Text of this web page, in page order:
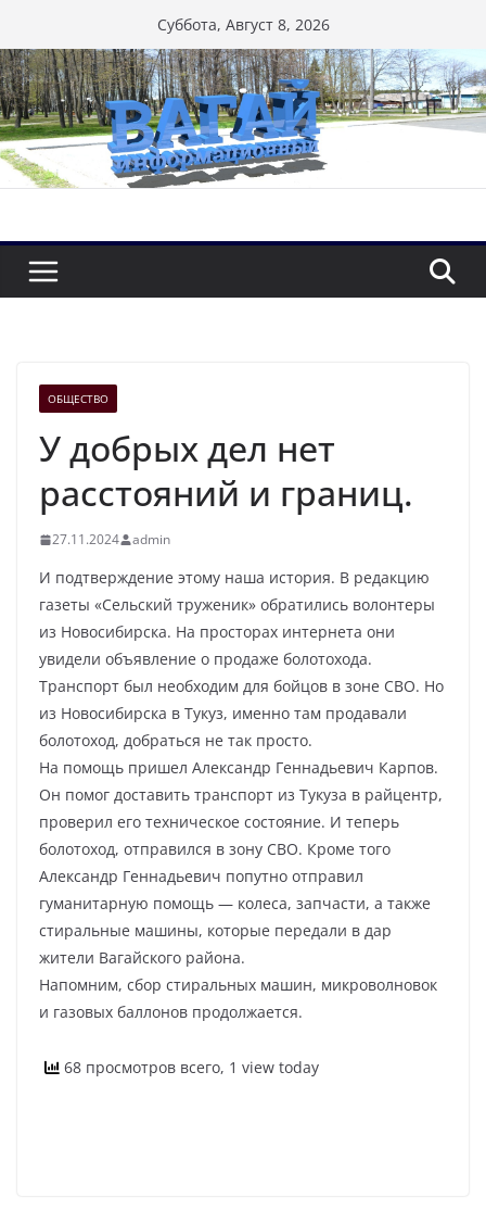
к
содержимому
Суббота, Август 8, 2026
ОБЩЕСТВО
У добрых дел нет
расстояний и границ.
27.11.2024 admin
И подтверждение этому наша история. В редакцию
газеты «Сельский труженик» обратились волонтеры
из Новосибирска. На просторах интернета они
увидели объявление о продаже болотохода.
Транспорт был необходим для бойцов в зоне СВО. Но
из Новосибирска в Тукуз, именно там продавали
болотоход, добраться не так просто.
На помощь пришел Александр Геннадьевич Карпов.
Он помог доставить транспорт из Тукуза в райцентр,
проверил его техническое состояние. И теперь
болотоход, отправился в зону СВО. Кроме того
Александр Геннадьевич попутно отправил
гуманитарную помощь — колеса, запчасти, а также
стиральные машины, которые передали в дар
жители Вагайского района.
Напомним, сбор стиральных машин, микроволновок
и газовых баллонов продолжается.
68 просмотров всего, 1 view today